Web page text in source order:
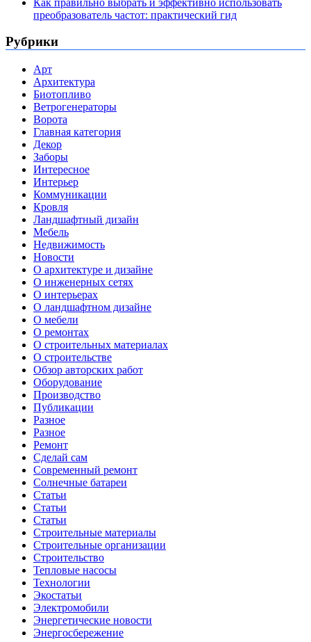
преобразователь частот: практический гид
Рубрики
Арт
Архитектура
Биотопливо
Ветрогенераторы
Ворота
Главная категория
Декор
Заборы
Интересное
Интерьер
Коммуникации
Кровля
Ландшафтный дизайн
Мебель
Недвижимость
Новости
О архитектуре и дизайне
О инженерных сетях
О интерьерах
О ландшафтном дизайне
О мебели
О ремонтах
О строительных материалах
О строительстве
Обзор авторских работ
Оборудование
Производство
Публикации
Разное
Разное
Ремонт
Сделай сам
Современный ремонт
Солнечные батареи
Статьи
Статьи
Статьи
Строительные материалы
Строительные организации
Строительство
Тепловые насосы
Технологии
Экостатьи
Электромобили
Энергетические новости
Энергосбережение